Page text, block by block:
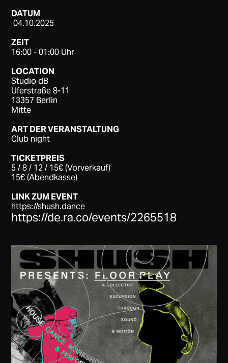
DATUM
04.10.2025
ZEIT
16:00 - 01:00 Uhr
LOCATION
Studio dB
Uferstraße 8-11
13357 Berlin
Mitte
ART DER VERANSTALTUNG
Club night
TICKETPREIS
5 / 8 / 12 / 15€ (Vorverkauf)
15€ (Abendkasse)
LINK ZUM EVENT
https://shush.dance
https://de.ra.co/events/2265518